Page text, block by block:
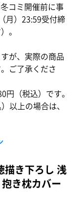
コミ開催前に事
月）23:59受付締
。
が、実際の商品
ご了承くださ
（税込）です。
以上の場合は、
描き下ろし 浅
き枕カバー